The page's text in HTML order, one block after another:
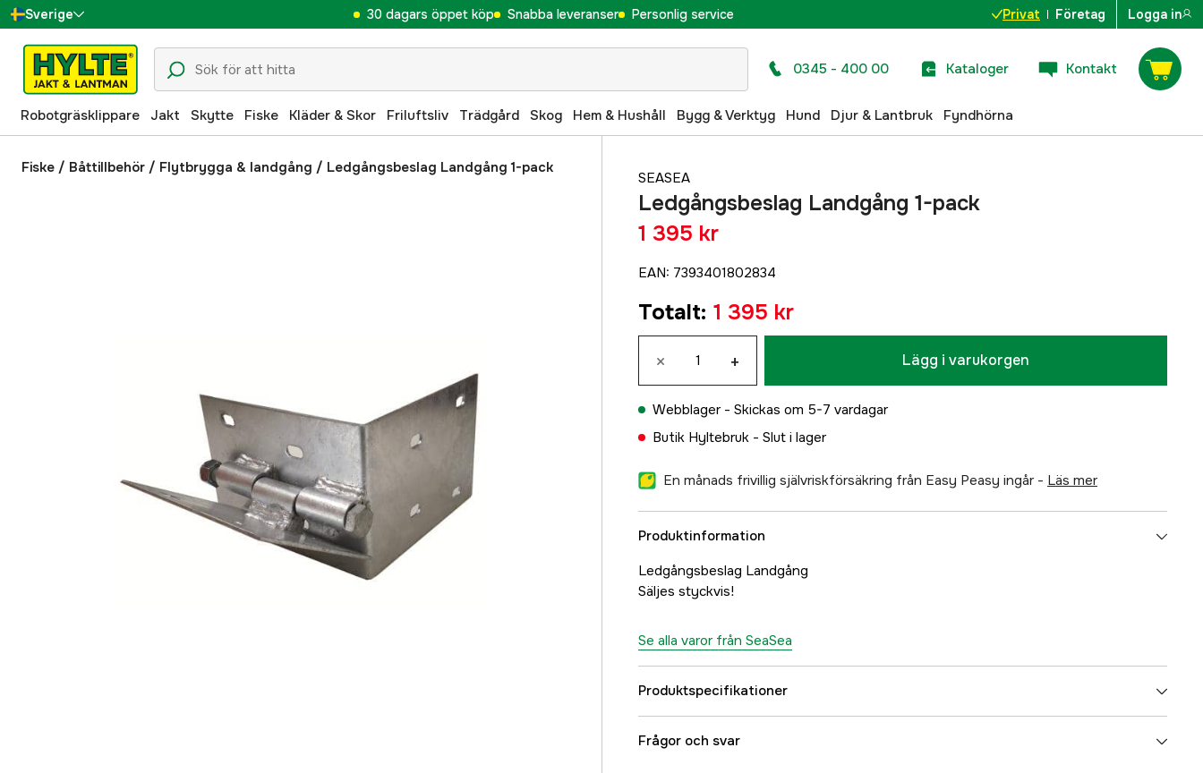
Sverige
Danmark
Suomi
Norge
Deutschland
30 dagars öppet köp Snabba leveranser Personlig service Privat Företag Logga in
0345 - 400 00 Kataloger Kontakt
Robotgräsklippare Jakt Skytte Fiske Kläder & Skor Friluftsliv Trädgård Skog Hem & Hushåll Bygg & Verktyg Hund Djur & Lantbruk Fyndhörna
Fiske / Båttillbehör / Flytbrygga & landgång / Ledgångsbeslag Landgång 1-pack
SEASEA
Ledgångsbeslag Landgång 1-pack
1 395 kr
EAN: 7393401802834
Totalt: 1 395 kr
× + Lägg i varukorgen
Webblager - Skickas om 5-7 vardagar
Butik Hyltebruk - Slut i lager
En månads frivillig självriskförsäkring från Easy Peasy ingår - läs mer
Produktinformation
Ledgångsbeslag Landgång
Säljes styckvis!
Se alla varor från SeaSea
Produktspecifikationer
Referensnummer
Frågor och svar